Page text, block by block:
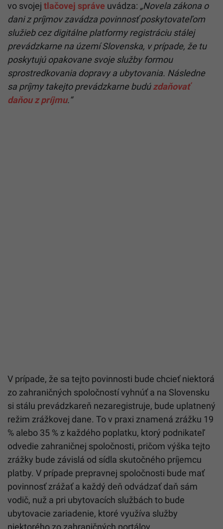
vo svojej tlačovej správe uvádza: „Novela zákona o
dani z príjmov zavádza povinnosť poskytovateľom
služieb cez digitálne platformy registráciu stálej
prevádzkarne na území Slovenska, v prípade, že tu
poskytujú opakovane svoje služby formou
sprostredkovania dopravy a ubytovania. Následne
sa príjmy takejto prevádzkarne budúzdaňovať
daňou z príjmu.“
V prípade, že sa tejto povinnosti bude chcieť niektorá
zo zahraničných spoločností vyhnúť a na Slovensku
si stálu prevádzkareň nezaregistruje, bude uplatnený
režim zrážkovej dane. To v praxi znamená zrážku 19
% alebo 35 % z každého poplatku, ktorý podnikateľ
odvedie zahraničnej spoločnosti, pričom výška tejto
zrážky bude závislá od sídla skutočného príjemcu
platby. V prípade prepravnej spoločnosti bude mať
povinnosť zrážať a každý deň odvádzať daň sám
vodič, nuž a pri ubytovacích službách to bude
ubytovacie zariadenie, ktoré využíva služby
niektorého zo zahraničných portálov.